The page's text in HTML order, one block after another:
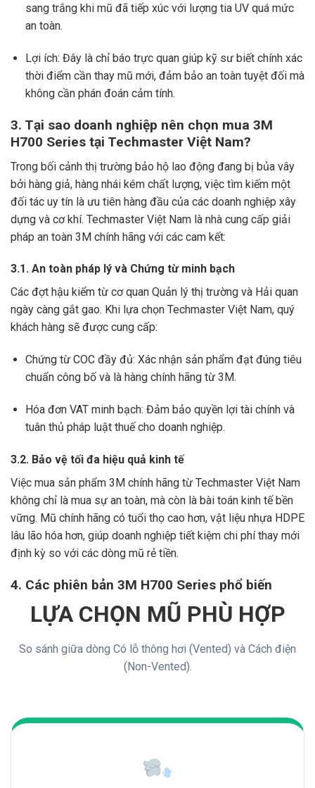
sang trắng khi mũ đã tiếp xúc với lượng tia UV quá mức
an toàn.
Lợi ích: Đây là chỉ báo trực quan giúp kỹ sư biết chính xác
thời điểm cần thay mũ mới, đảm bảo an toàn tuyệt đối mà
không cần phán đoán cảm tính.
3. Tại sao doanh nghiệp nên chọn mua 3M
H700 Series tại Techmaster Việt Nam?
Trong bối cảnh thị trường bảo hộ lao động đang bị bủa vây
bởi hàng giả, hàng nhái kém chất lượng, việc tìm kiếm một
đối tác uy tín là ưu tiên hàng đầu của các doanh nghiệp xây
dựng và cơ khí. Techmaster Việt Nam là nhà cung cấp giải
pháp an toàn 3M chính hãng với các cam kết:
3.1. An toàn pháp lý và Chứng từ minh bạch
Các đợt hậu kiểm từ cơ quan Quản lý thị trường và Hải quan
ngày càng gắt gao. Khi lựa chọn Techmaster Việt Nam, quý
khách hàng sẽ được cung cấp:
Chứng từ COC đầy đủ: Xác nhận sản phẩm đạt đúng tiêu
chuẩn công bố và là hàng chính hãng từ 3M.
Hóa đơn VAT minh bạch: Đảm bảo quyền lợi tài chính và
tuân thủ pháp luật thuế cho doanh nghiệp.
3.2. Bảo vệ tối đa hiệu quả kinh tế
Việc mua sản phẩm 3M chính hãng từ Techmaster Việt Nam
không chỉ là mua sự an toàn, mà còn là bài toán kinh tế bền
vững. Mũ chính hãng có tuổi thọ cao hơn, vật liệu nhựa HDPE
lâu lão hóa hơn, giúp doanh nghiệp tiết kiệm chi phí thay mới
định kỳ so với các dòng mũ rẻ tiền.
4. Các phiên bản 3M H700 Series phổ biến
LỰA CHỌN MŨ PHÙ HỢP
So sánh giữa dòng Có lỗ thông hơi (Vented) và Cách điện
(Non-Vented).